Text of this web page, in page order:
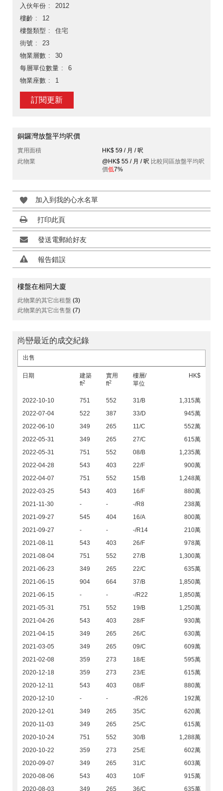
入伙年份
2012
樓齡
12
樓盤類型
住宅
街號
23
物業層數
30
每層單位數量
6
物業座數
1
訂閱更新
銅鑼灣放盤平均呎價
實用面積
HK$ 59 / 月 / 呎
此物業
@HK$ 55 / 月 / 呎 比較同區放盤平均呎
價低7%
加入到我的心水名單
打印此頁
發送電郵給好友
報告錯誤
樓盤在相同大廈
此物業的其它出租盤 (3)
此物業的其它出售盤 (7)
尚巒最近的成交紀錄
出售
日期
建築
ft2
實用
ft2
樓層/
單位
HK$
2022-10-10 751 552 31/B
1,315萬
2022-07-04
522 387 33/D
945萬
2022-06-10
349 265 11/C
552萬
2022-05-31
349 265 27/C
615萬
2022-05-31
751 552 08/B
1,235萬
2022-04-28
543 403 22/F
900萬
2022-04-07
751 552 15/B
1,248萬
2022-03-25
543 403 16/F
880萬
2021-11-30
- - -/R8
238萬
2021-09-27
545 404 16/A
800萬
2021-09-27
- - -/R14
210萬
2021-08-11
543 403 26/F
978萬
2021-08-04
751 552 27/B
1,300萬
2021-06-23
349 265 22/C
635萬
2021-06-15
904 664 37/B
1,850萬
2021-06-15
- - -/R22
1,850萬
2021-05-31
751 552 19/B
1,250萬
2021-04-26
543 403 28/F
930萬
2021-04-15
349 265 26/C
630萬
2021-03-05
349 265 09/C
609萬
2021-02-08
359 273 18/E
595萬
2020-12-18
359 273 23/E
615萬
2020-12-11
543 403 08/F
880萬
2020-12-10
- - -/R26
192萬
2020-12-01
349 265 35/C
620萬
2020-11-03
349 265 25/C
615萬
2020-10-24
751 552 30/B
1,288萬
2020-10-22
359 273 25/E
602萬
2020-09-07
349 265 31/C
603萬
2020-08-06
543 403 10/F
915萬
2020-08-03
349 265 36/C 635萬